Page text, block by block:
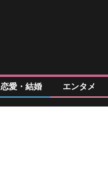
恋愛・結婚 エンタメ